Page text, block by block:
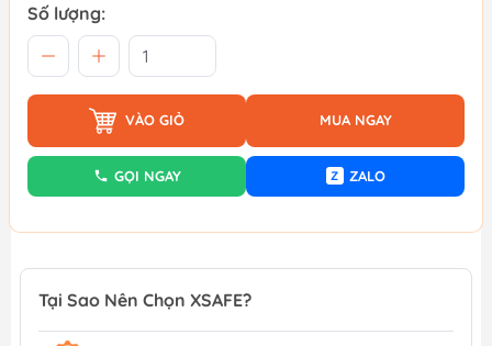
Số lượng:
VÀO GIỎ MUA NGAY
GỌI NGAY Z ZALO
Tại Sao Nên Chọn XSAFE?